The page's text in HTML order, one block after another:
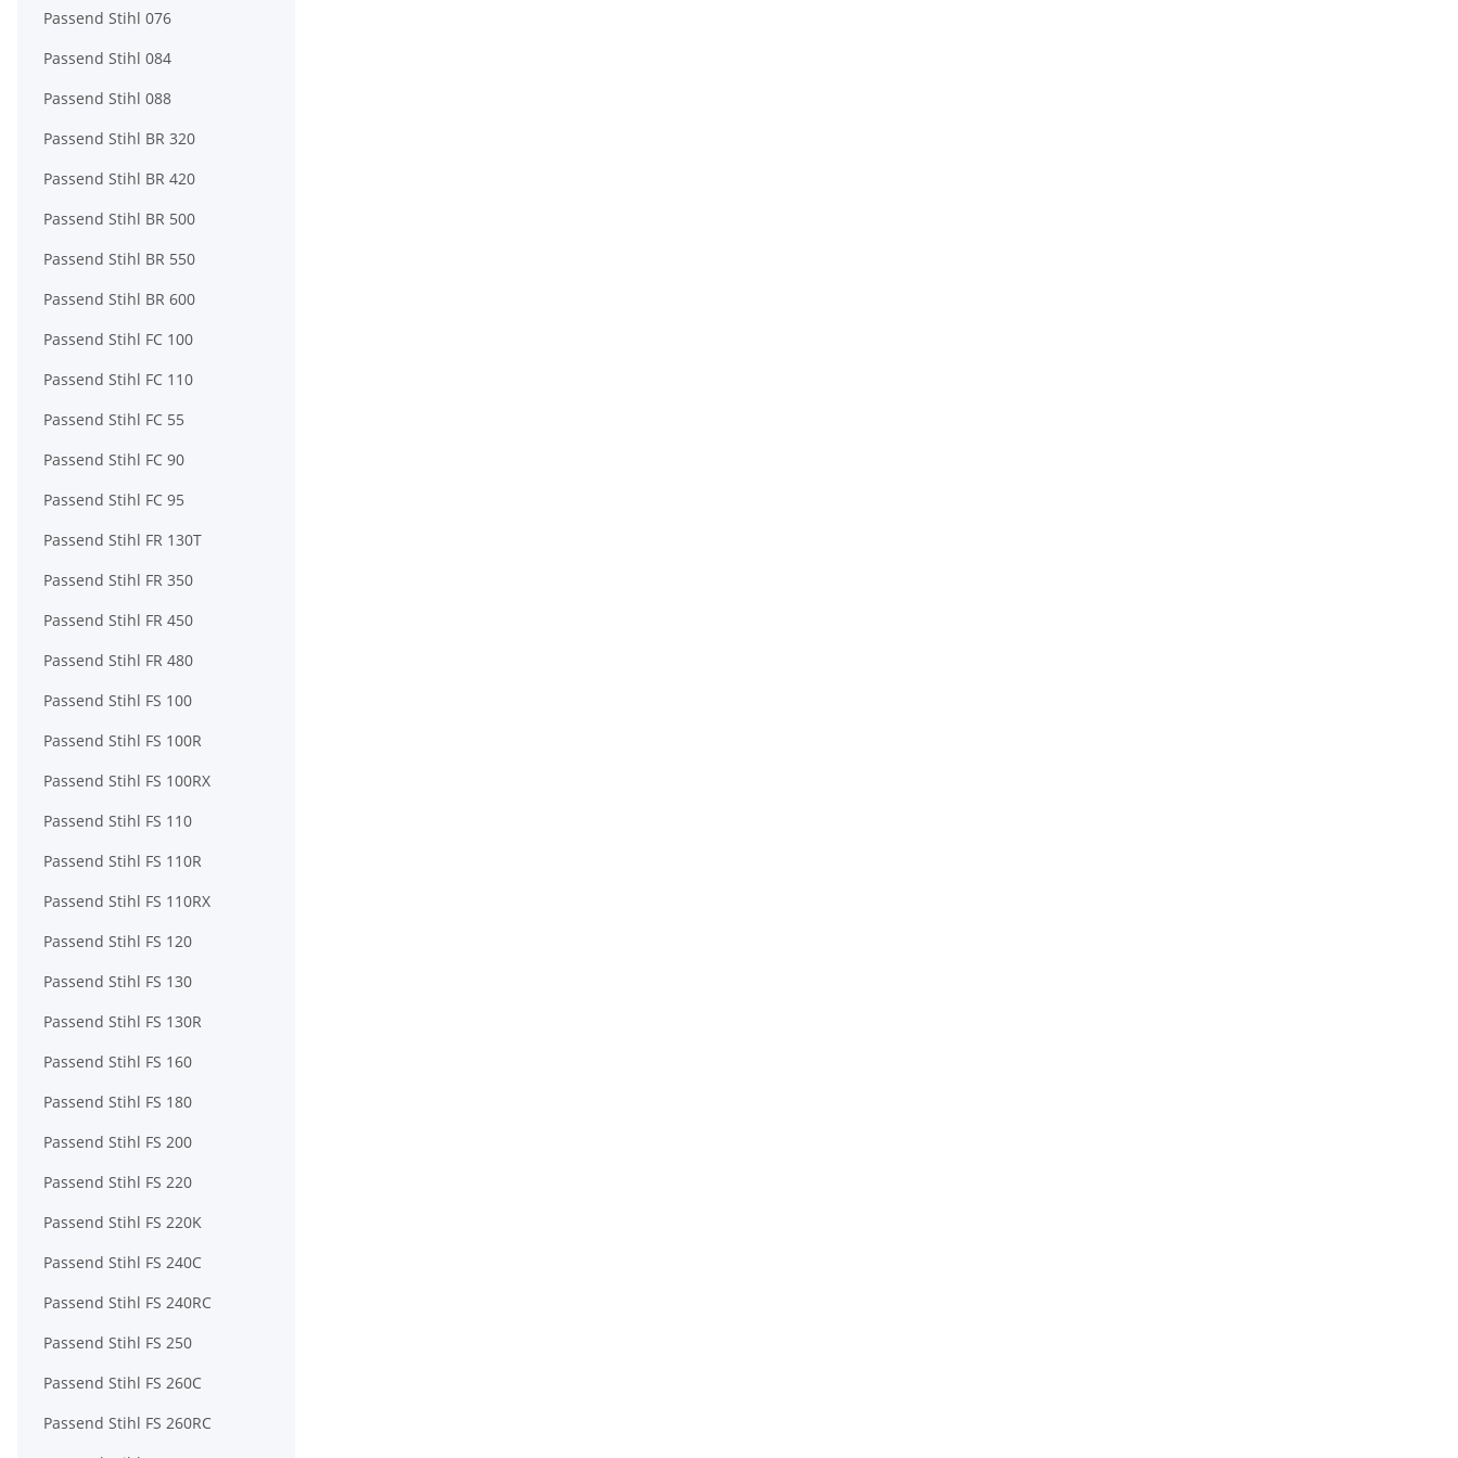
Passend Stihl 076
Passend Stihl 084
Passend Stihl 088
Passend Stihl BR 320
Passend Stihl BR 420
Passend Stihl BR 500
Passend Stihl BR 550
Passend Stihl BR 600
Passend Stihl FC 100
Passend Stihl FC 110
Passend Stihl FC 55
Passend Stihl FC 90
Passend Stihl FC 95
Passend Stihl FR 130T
Passend Stihl FR 350
Passend Stihl FR 450
Passend Stihl FR 480
Passend Stihl FS 100
Passend Stihl FS 100R
Passend Stihl FS 100RX
Passend Stihl FS 110
Passend Stihl FS 110R
Passend Stihl FS 110RX
Passend Stihl FS 120
Passend Stihl FS 130
Passend Stihl FS 130R
Passend Stihl FS 160
Passend Stihl FS 180
Passend Stihl FS 200
Passend Stihl FS 220
Passend Stihl FS 220K
Passend Stihl FS 240C
Passend Stihl FS 240RC
Passend Stihl FS 250
Passend Stihl FS 260C
Passend Stihl FS 260RC